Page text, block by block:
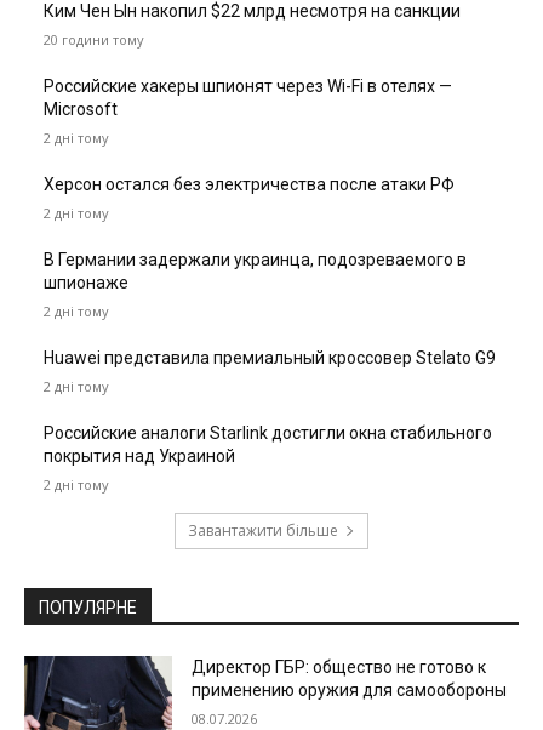
Ким Чен Ын накопил $22 млрд несмотря на санкции
20 години тому
Российские хакеры шпионят через Wi-Fi в отелях —
Microsoft
2 дні тому
Херсон остался без электричества после атаки РФ
2 дні тому
В Германии задержали украинца, подозреваемого в
шпионаже
2 дні тому
Huawei представила премиальный кроссовер Stelato G9
2 дні тому
Российские аналоги Starlink достигли окна стабильного
покрытия над Украиной
2 дні тому
Завантажити більше
ПОПУЛЯРНЕ
Директор ГБР: общество не готово к
применению оружия для самообороны
08.07.2026